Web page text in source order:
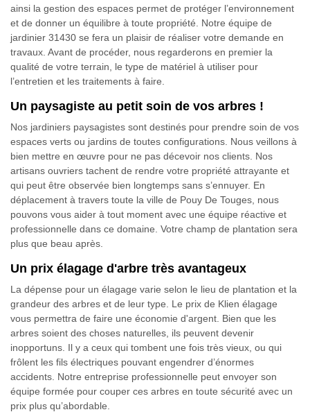
ainsi la gestion des espaces permet de protéger l’environnement
et de donner un équilibre à toute propriété. Notre équipe de
jardinier 31430 se fera un plaisir de réaliser votre demande en
travaux. Avant de procéder, nous regarderons en premier la
qualité de votre terrain, le type de matériel à utiliser pour
l’entretien et les traitements à faire.
Un paysagiste au petit soin de vos arbres !
Nos jardiniers paysagistes sont destinés pour prendre soin de vos
espaces verts ou jardins de toutes configurations. Nous veillons à
bien mettre en œuvre pour ne pas décevoir nos clients. Nos
artisans ouvriers tachent de rendre votre propriété attrayante et
qui peut être observée bien longtemps sans s’ennuyer. En
déplacement à travers toute la ville de Pouy De Touges, nous
pouvons vous aider à tout moment avec une équipe réactive et
professionnelle dans ce domaine. Votre champ de plantation sera
plus que beau après.
Un prix élagage d'arbre très avantageux
La dépense pour un élagage varie selon le lieu de plantation et la
grandeur des arbres et de leur type. Le prix de Klien élagage
vous permettra de faire une économie d'argent. Bien que les
arbres soient des choses naturelles, ils peuvent devenir
inopportuns. Il y a ceux qui tombent une fois très vieux, ou qui
frôlent les fils électriques pouvant engendrer d’énormes
accidents. Notre entreprise professionnelle peut envoyer son
équipe formée pour couper ces arbres en toute sécurité avec un
prix plus qu’abordable.